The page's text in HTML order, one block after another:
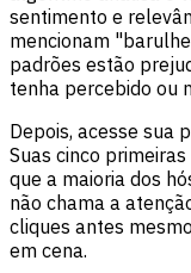
sentimento e
mencionam
padrões estão
tenha percebido ou
Depois, acesse sua
Suas cinco
que a maioria dos
não chama a
cliques antes
em cena.